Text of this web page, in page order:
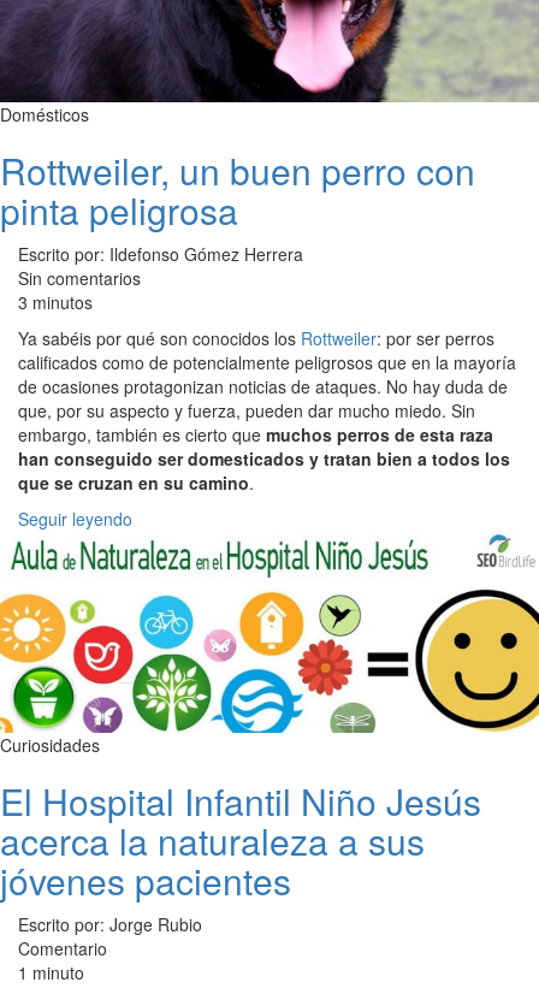
Domésticos
Rottweiler, un buen perro con
pinta peligrosa
Escrito por: Ildefonso Gómez Herrera
Sin comentarios
3 minutos
Ya sabéis por qué son conocidos los Rottweiler: por ser perros
calificados como de potencialmente peligrosos que en la mayoría
de ocasiones protagonizan noticias de ataques. No hay duda de
que, por su aspecto y fuerza, pueden dar mucho miedo. Sin
embargo, también es cierto que muchos perros de esta raza
han conseguido ser domesticados y tratan bien a todos los
que se cruzan en su camino.
Seguir leyendo
Curiosidades
El Hospital Infantil Niño Jesús
acerca la naturaleza a sus
jóvenes pacientes
Escrito por: Jorge Rubio
Comentario
1 minuto